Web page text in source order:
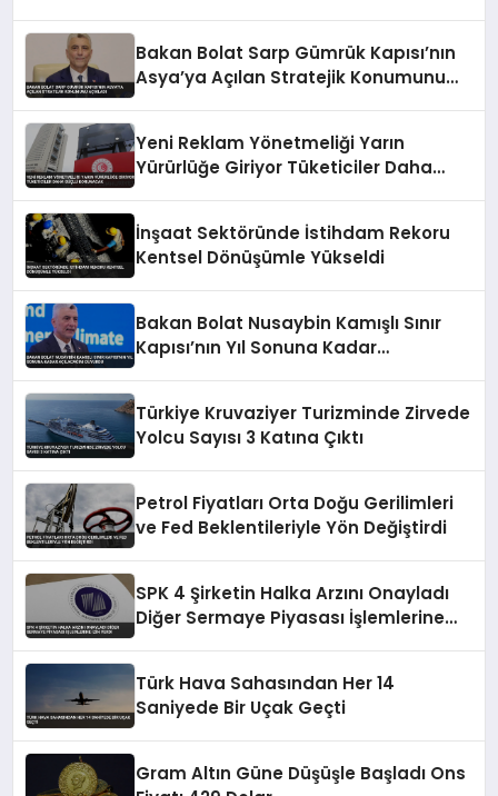
Bakan Bolat Sarp Gümrük Kapısı’nın
Asya’ya Açılan Stratejik Konumunu
Yeni Reklam Yönetmeliği Yarın
Yürürlüğe Giriyor Tüketiciler Daha
İnşaat Sektöründe İstihdam Rekoru
Kentsel Dönüşümle Yükseldi
Bakan Bolat Nusaybin Kamışlı Sınır
Kapısı’nın Yıl Sonuna Kadar
Türkiye Kruvaziyer Turizminde Zirvede
Yolcu Sayısı 3 Katına Çıktı
Petrol Fiyatları Orta Doğu Gerilimleri
ve Fed Beklentileriyle Yön Değiştirdi
SPK 4 Şirketin Halka Arzını Onayladı
Diğer Sermaye Piyasası İşlemlerine
Türk Hava Sahasından Her 14
Saniyede Bir Uçak Geçti
Gram Altın Güne Düşüşle Başladı Ons